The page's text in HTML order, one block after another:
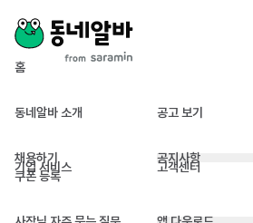
홈
동네알바 소개 공고 보기
채용하기
기업 서비스
쿠폰 등록
공지사항
고객센터